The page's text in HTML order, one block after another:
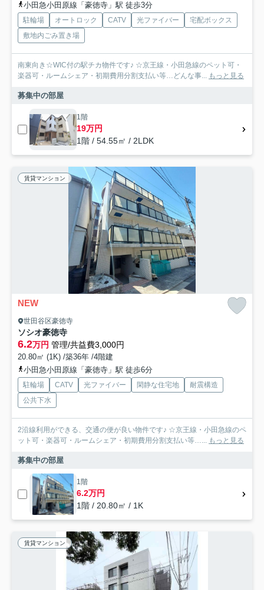
小田急小田原線「豪徳寺」駅 徒歩3分
駐輪場 オートロック CATV 光ファイバー
宅配ボックス
敷地内ごみ置き場
南東向き☆WIC付の駅チカ物件です♪ ☆京王線・小田急線のペット可・
楽器可・ルームシェア・初期費用分割支払い等…どんな事... もっと見る
募集中の部屋
1階
19万円
1階 / 54.55㎡ / 2LDK
賃貸マンション
NEW
世田谷区豪徳寺
ソシオ豪徳寺
6.2万円 管理/共益費3,000円
20.80㎡ (1K) /築36年 /4階建
小田急小田原線「豪徳寺」駅 徒歩6分
駐輪場 CATV 光ファイバー 閑静な住宅地
耐震構造
公共下水
2沿線利用ができる、交通の便が良い物件です♪ ☆京王線・小田急線のペ
ット可・楽器可・ルームシェア・初期費用分割支払い等…... もっと見る
募集中の部屋
1階
6.2万円
1階 / 20.80㎡ / 1K
賃貸マンション